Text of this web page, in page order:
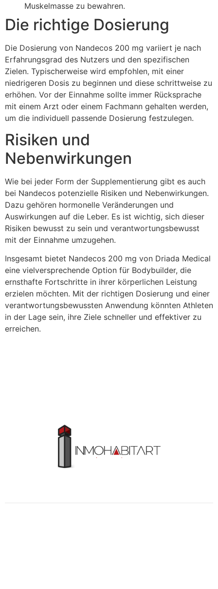
Muskelmasse zu bewahren.
Die richtige Dosierung
Die Dosierung von Nandecos 200 mg variiert je nach
Erfahrungsgrad des Nutzers und den spezifischen
Zielen. Typischerweise wird empfohlen, mit einer
niedrigeren Dosis zu beginnen und diese schrittweise zu
erhöhen. Vor der Einnahme sollte immer Rücksprache
mit einem Arzt oder einem Fachmann gehalten werden,
um die individuell passende Dosierung festzulegen.
Risiken und
Nebenwirkungen
Wie bei jeder Form der Supplementierung gibt es auch
bei Nandecos potenzielle Risiken und Nebenwirkungen.
Dazu gehören hormonelle Veränderungen und
Auswirkungen auf die Leber. Es ist wichtig, sich dieser
Risiken bewusst zu sein und verantwortungsbewusst
mit der Einnahme umzugehen.
Insgesamt bietet Nandecos 200 mg von Driada Medical
eine vielversprechende Option für Bodybuilder, die
ernsthafte Fortschritte in ihrer körperlichen Leistung
erzielen möchten. Mit der richtigen Dosierung und einer
verantwortungsbewussten Anwendung könnten Athleten
in der Lage sein, ihre Ziele schneller und effektiver zu
erreichen.